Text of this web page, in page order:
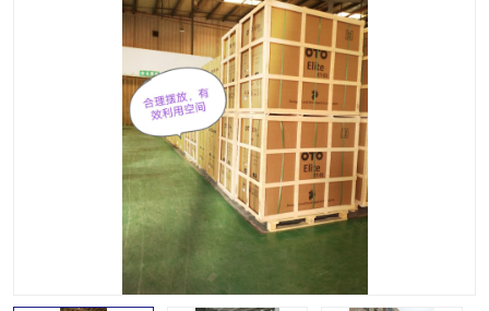
上海仓库代运营 上海托管仓库
上海第三方仓储 上海仓储服务
上海电商代发货仓库
上海托管仓库